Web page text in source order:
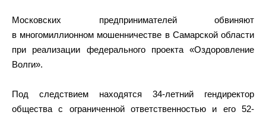
Московских предпринимателей обвиняют
в многомиллионном мошенничестве в Самарской области
при реализации федерального проекта «Оздоровление
Волги».
Под следствием находятся 34-летний гендиректор
общества с ограниченной ответственностью и его 52-